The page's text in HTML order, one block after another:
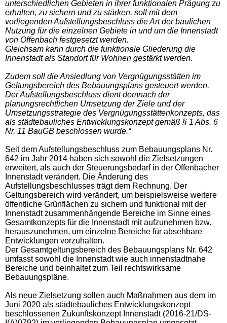
unterschiedlichen Gebieten in ihrer funktionalen Prägung zu
erhalten, zu sichern und zu stärken, soll mit dem
vorliegenden Aufstellungsbeschluss die Art der baulichen
Nutzung für die einzelnen Gebiete in und um die Innenstadt
von Offenbach festgesetzt werden.
Gleichsam kann durch die funktionale Gliederung die
Innenstadt als Standort für Wohnen gestärkt werden.
Zudem soll die Ansiedlung von Vergnügungsstätten im
Geltungsbereich des Bebauungsplans gesteuert werden.
Der Aufstellungsbeschluss dient demnach der
planungsrechtlichen Umsetzung der Ziele und der
Umsetzungsstrategie des Vergnügungsstättenkonzepts, das
als städtebauliches Entwicklungskonzept gemäß § 1 Abs. 6
Nr. 11 BauGB beschlossen wurde.“
Seit dem Aufstellungsbeschluss zum Bebauungsplans Nr.
642 im Jahr 2014 haben sich sowohl die Zielsetzungen
erweitert, als auch der Steuerungsbedarf in der Offenbacher
Innenstadt verändert. Die Änderung des
Aufstellungsbeschlusses trägt dem Rechnung. Der
Geltungsbereich wird verändert, um beispielsweise weitere
öffentliche Grünflächen zu sichern und funktional mit der
Innenstadt zusammenhängende Bereiche im Sinne eines
Gesamtkonzepts für die Innenstadt mit aufzunehmen bzw.
herauszunehmen, um einzelne Bereiche für absehbare
Entwicklungen vorzuhalten.
Der Gesamtgeltungsbereich des Bebauungsplans Nr. 642
umfasst sowohl die Innenstadt wie auch innenstadtnahe
Bereiche und beinhaltet zum Teil rechtswirksame
Bebauungspläne.
Als neue Zielsetzung sollen auch Maßnahmen aus dem im
Juni 2020 als städtebauliches Entwicklungskonzept
beschlossenen Zukunftskonzept Innenstadt (2016-21/DS-